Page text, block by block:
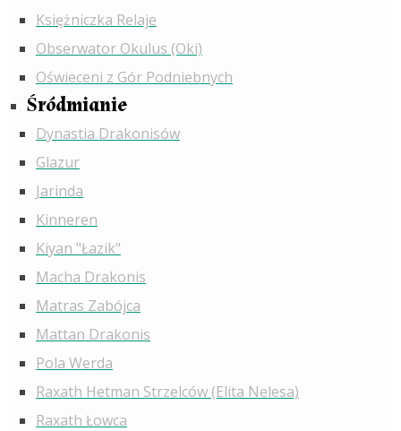
Księżniczka Relaje
Obserwator Okulus (Oki)
Oświeceni z Gór Podniebnych
Śródmianie
Dynastia Drakonisów
Glazur
Jarinda
Kinneren
Kiyan "Łazik"
Macha Drakonis
Matras Zabójca
Mattan Drakonis
Pola Werda
Raxath Hetman Strzelców (Elita Nelesa)
Raxath Łowca